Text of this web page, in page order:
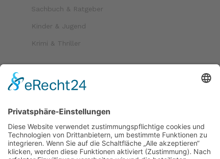
Sachbuch & Ratgeber
Kinder & Jugend
Krimi & Thriller
Folgen Sie uns auf
Bezahlmöglichkeiten
Paypal Kreditkarte Vorkasse
Versand